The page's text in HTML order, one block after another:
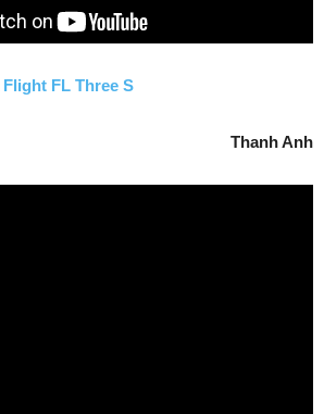
FL Three S
Thanh Anh